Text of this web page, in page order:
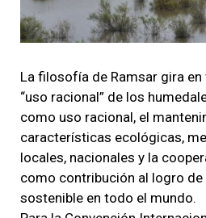
La filosofía de Ramsar gira
“uso racional” de los
como uso racional, el
características ecológicas,
locales, nacionales y la
como contribución al logro de
sostenible en todo el mundo.